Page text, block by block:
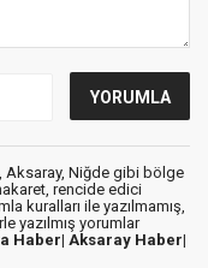
Aksaray, Niğde gibi bölge
rencide edici
kuralları ile yazılmamış,
yazılmış yorumlar
Haber| Aksaray Haber|